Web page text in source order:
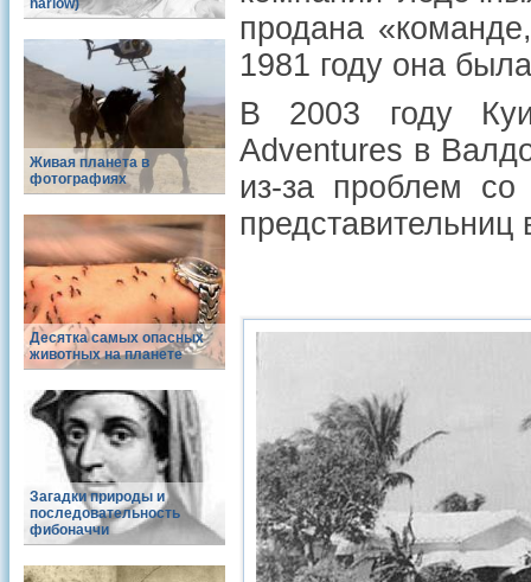
harlow)
Живая планета в
фотографиях
Десятка самых опасных
животных на планете
Загадки природы и
последовательность
фибоначчи
продана
1981 году она
В 2003 году
Adventures в
из-за проблем